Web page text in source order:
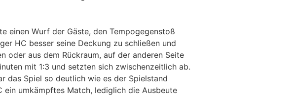
einen Wurf der Gäste, den Tempogegenstoß
HC besser seine Deckung zu schließen und
oder aus dem Rückraum, auf der anderen Seite
mit 1:3 und setzten sich zwischenzeitlich ab.
das Spiel so deutlich wie es der Spielstand
umkämpftes Match, lediglich die Ausbeute